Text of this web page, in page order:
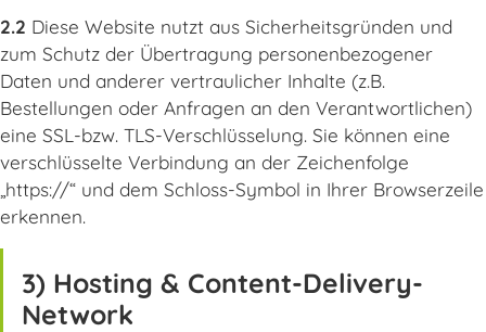
2.2 Diese Website nutzt aus Sicherheitsgründen und
zum Schutz der Übertragung personenbezogener
Daten und anderer vertraulicher Inhalte (z.B.
Bestellungen oder Anfragen an den Verantwortlichen)
eine SSL-bzw. TLS-Verschlüsselung. Sie können eine
verschlüsselte Verbindung an der Zeichenfolge
„https://“ und dem Schloss-Symbol in Ihrer Browserzeile
erkennen.
3) Hosting & Content-Delivery-
Network